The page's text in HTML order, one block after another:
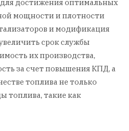
для достижения оптимальных
мощности и плотности
и модификация
срок службы
их производства,
за счет повышения КПД, а
топлива не только
топлива, такие как